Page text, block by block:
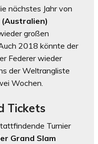
nächstes Jahr von
(Australien)
großen
2018 könnte der
Federer wieder
der Weltrangliste
Wochen.
Tickets
Turnier
Grand Slam